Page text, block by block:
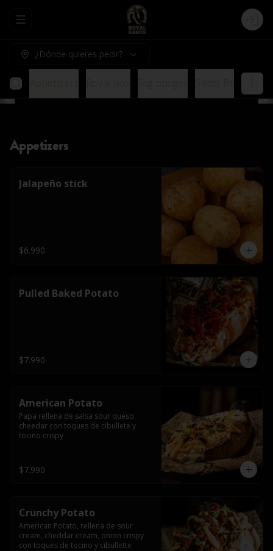
Abrir menu de navegación Login
¿Dónde quieres pedir?
Appetizers
Jalapeño stick
$6.990
Pulled Baked Potato
$7.990
American Potato
Papa rellena de salsa sour queso
cheedar con toques de cibullete y
tocino crispy
$7.990
Crunchy Potato
American Potato, rellena de sour
cream, cheddar cream, onion crispy
con toques de tocino y cibullette